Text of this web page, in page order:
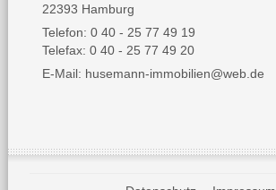
22393 Hamburg
Telefon: 0 40 - 25 77 49 19
Telefax: 0 40 - 25 77 49 20
E-Mail: husemann-immobilien@web.de